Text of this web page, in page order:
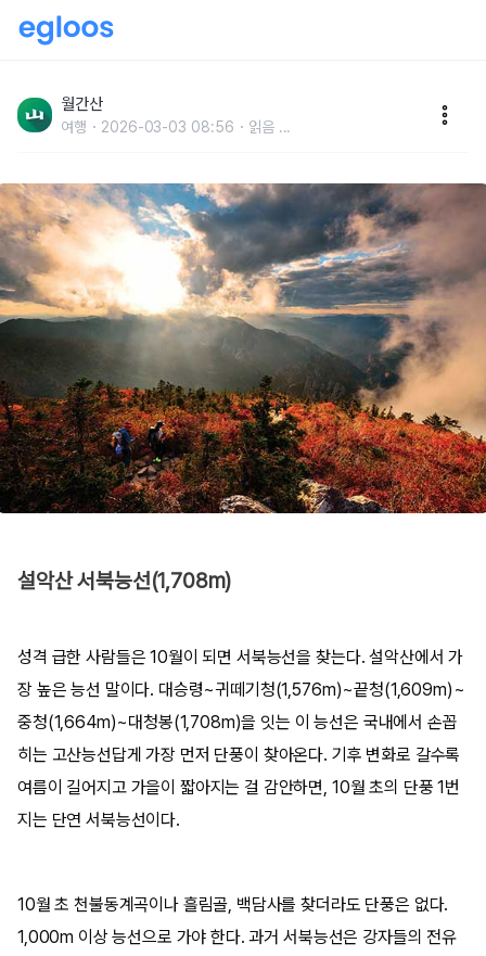
월간산
여행 2026-03-03 08:56 읽음 ...
설악산 서북능선(1,708m)
성격 급한 사람들은 10월이 되면 서북능선을 찾는다. 설악산에서 가
장 높은 능선 말이다. 대승령~귀떼기청(1,576m)~끝청(1,609m)~
중청(1,664m)~대청봉(1,708m)을 잇는 이 능선은 국내에서 손꼽
히는 고산능선답게 가장 먼저 단풍이 찾아온다. 기후 변화로 갈수록
여름이 길어지고 가을이 짧아지는 걸 감안하면, 10월 초의 단풍 1번
지는 단연 서북능선이다.
10월 초 천불동계곡이나 흘림골, 백담사를 찾더라도 단풍은 없다.
1,000m 이상 능선으로 가야 한다. 과거 서북능선은 강자들의 전유